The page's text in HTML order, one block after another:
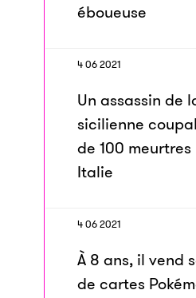
éboueuse
4 06 2021
Un assassin de
sicilienne
de 100
Italie
4 06 2021
À 8 ans, il vend
de cartes